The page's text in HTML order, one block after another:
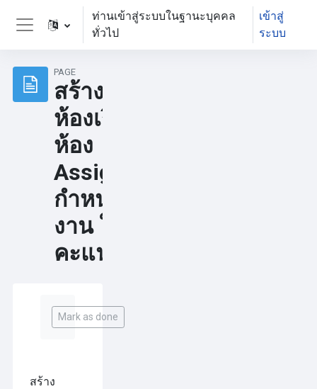
ข้ามไปที่เนื้อหาหลัก
Side panel
ท่านเข้าสู่ระบบในฐานะบุคคล
ทั่วไป
เข้าสู่
ระบบ
PAGE
สร้าง
ห้องเรียน รหัส
ห้อง
Assignments
กำหนดการส่ง
งาน ให้
คะแนน
Mark as done
สร้าง